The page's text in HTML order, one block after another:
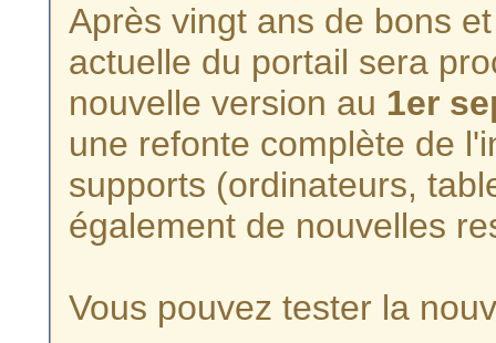
Après vingt ans de bons
actuelle du portail sera
nouvelle version au 1er
une refonte complète de
supports (ordinateurs,
également de nouvelles
Vous pouvez tester la